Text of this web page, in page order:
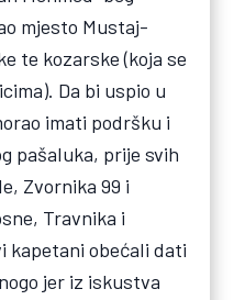
mjesto Mustaj-
te kozarske (koja se
Da bi uspio u
imati podršku i
pašaluka, prije svih
Zvornika 99 i
Travnika i
kapetani obećali dati
jer iz iskustva